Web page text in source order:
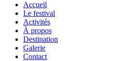
Accueil
Le festival
Activités
À propos
Destination
Galerie
Contact